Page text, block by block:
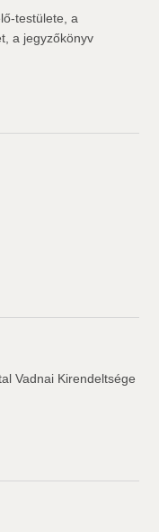
testülete, a
a jegyzőkönyv
Vadnai Kirendeltsége